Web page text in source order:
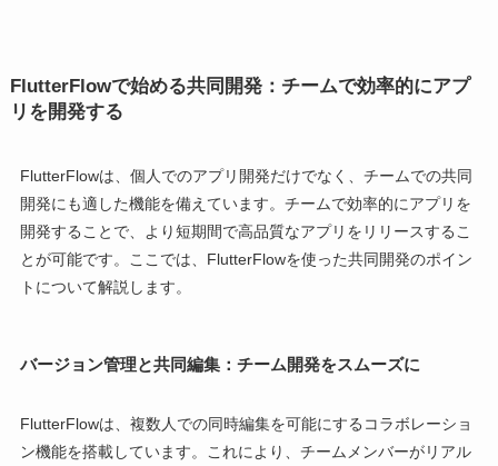
FlutterFlowで始める共同開発：チームで効率的にアプ
リを開発する
FlutterFlowは、個人でのアプリ開発だけでなく、チームでの共同
開発にも適した機能を備えています。チームで効率的にアプリを
開発することで、より短期間で高品質なアプリをリリースするこ
とが可能です。ここでは、FlutterFlowを使った共同開発のポイン
トについて解説します。
バージョン管理と共同編集：チーム開発をスムーズに
FlutterFlowは、複数人での同時編集を可能にするコラボレーショ
ン機能を搭載しています。これにより、チームメンバーがリアル